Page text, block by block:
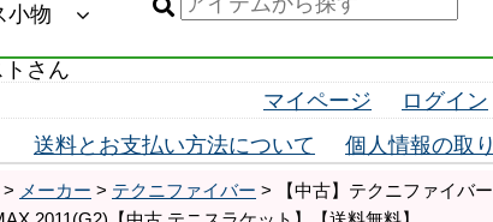
小物
さん
マイページ
ログイン
送料とお支払い方法について
個人情報の取
> メーカー > テクニファイバー > 【中古】テクニファイバ